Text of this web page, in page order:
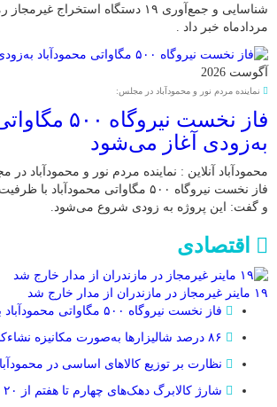
شناسایی و جمع‌آوری ۱۹ دستگاه
مردادماه خبر داد .
آگوست 2026
نماینده مردم نور و محمودآباد در مجلس:
فاز نخست
به‌زودی آغاز می‌شود
محمودآباد آنلاین : نماینده مردم نور و محمودآباد
و گفت: این پروژه به زودی شروع می‌شود.
اقتصادی
۱۹ ماینر غیرمجاز در مازندران از مدار خارج شد
فاز نخست نیروگاه ۵۰۰ مگاواتی محمودآباد به‌زودی آغاز می‌شود
نظارت بر توزیع کالا‌های اساسی در
شارژ کالابرگ دهک‌های چهارم تا هفتم از ۲۰ بهمن